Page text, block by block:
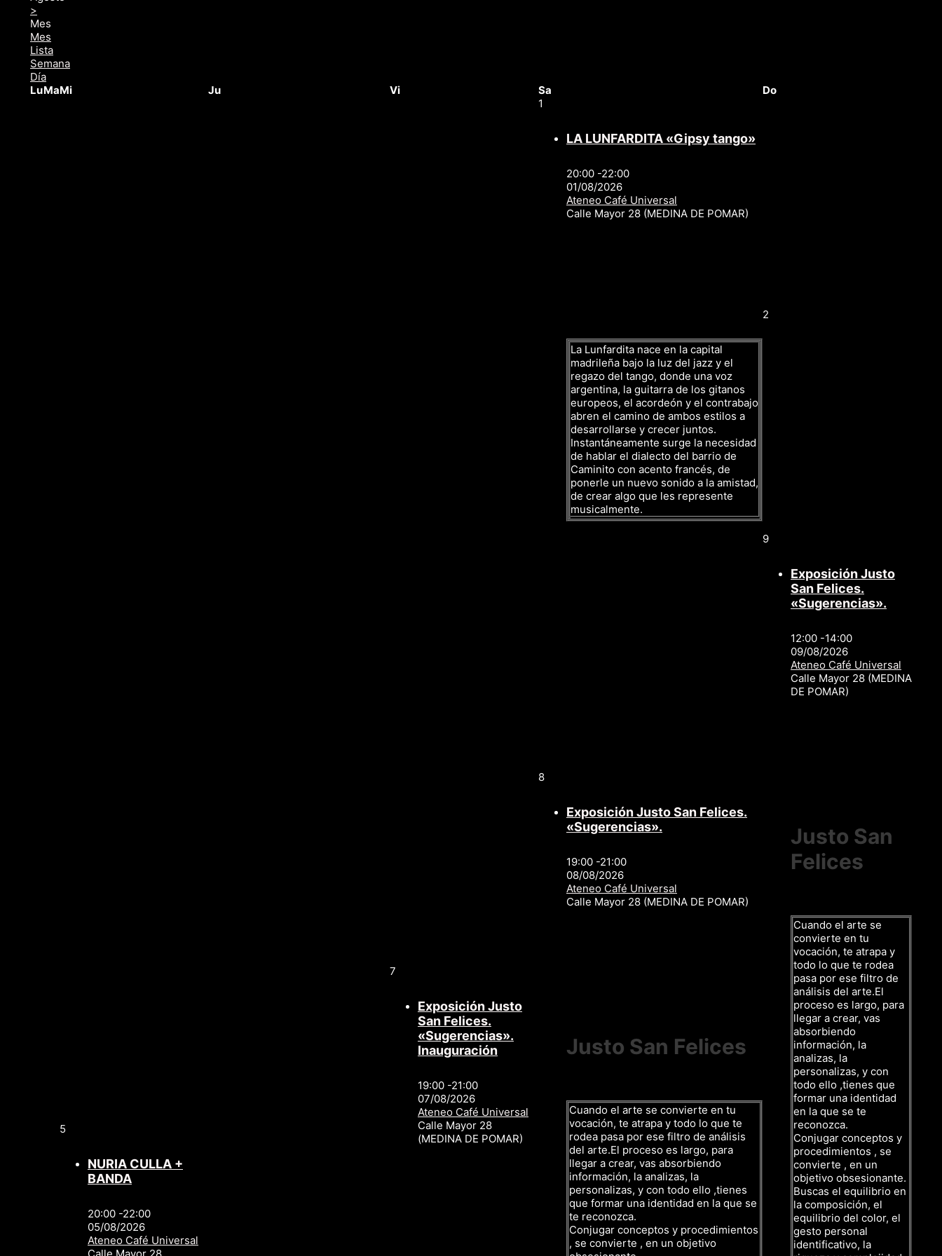
>
Mes
Mes
Lista
Semana
Día
LuMaMi Ju Vi Sa
Do
1
LA LUNFARDITA «Gipsy tango»
20:00 -22:00
01/08/2026
Ateneo Café Universal
Calle Mayor 28 (MEDINA DE POMAR)
La Lunfardita nace en la capital
madrileña bajo la luz del jazz y el
regazo del tango, donde una voz
argentina, la guitarra de los gitanos
europeos, el acordeón y el contrabajo
abren el camino de ambos estilos a
desarrollarse y crecer juntos.
Instantáneamente surge la necesidad
de hablar el dialecto del barrio de
Caminito con acento francés, de
ponerle un nuevo sonido a la amistad,
de crear algo que les represente
musicalmente.
2
5
NURIA CULLA +
BANDA
20:00 -22:00
05/08/2026
Ateneo Café Universal
7
Exposición Justo
San Felices.
«Sugerencias».
Inauguración
19:00 -21:00
07/08/2026
Ateneo Café Universal
Calle Mayor 28
(MEDINA DE POMAR)
8
Exposición Justo San Felices.
«Sugerencias».
19:00 -21:00
08/08/2026
Ateneo Café Universal
Calle Mayor 28 (MEDINA DE POMAR)
Justo San Felices
Cuando el arte se convierte en tu
vocación, te atrapa y todo lo que te
rodea pasa por ese filtro de análisis
del arte.El proceso es largo, para
llegar a crear, vas absorbiendo
información, la analizas, la
personalizas, y con todo ello ,tienes
que formar una identidad en la que se
te reconozca.
Conjugar conceptos y procedimientos
, se convierte , en un objetivo
9
Exposición Justo
San Felices.
«Sugerencias».
12:00 -14:00
09/08/2026
Ateneo Café Universal
Calle Mayor 28 (MEDINA
DE POMAR)
Justo San
Felices
Cuando el arte se
convierte en tu
vocación, te atrapa y
todo lo que te rodea
pasa por ese filtro de
análisis del arte.El
proceso es largo, para
llegar a crear, vas
absorbiendo
información, la
analizas, la
personalizas, y con
todo ello ,tienes que
formar una identidad
en la que se te
reconozca.
Conjugar conceptos y
procedimientos , se
convierte , en un
objetivo obsesionante.
Buscas el equilibrio en
la composición, el
equilibrio del color, el
gesto personal
identificativo, la